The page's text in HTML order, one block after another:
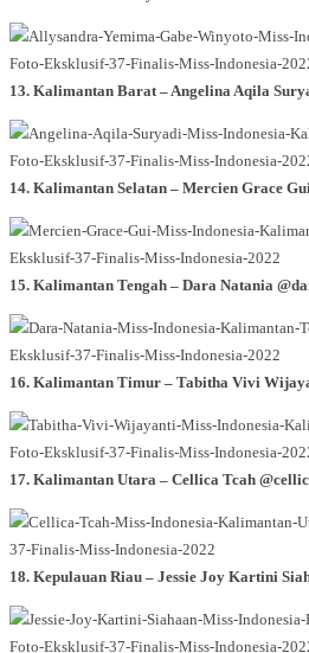
13. Kalimantan Barat – Angelina Aqila
14. Kalimantan Selatan – Mercien Grace
15. Kalimantan Tengah – Dara Natania
16. Kalimantan Timur – Tabitha Vivi
17. Kalimantan Utara – Cellica Tcah
18. Kepulauan Riau – Jessie Joy Kartini